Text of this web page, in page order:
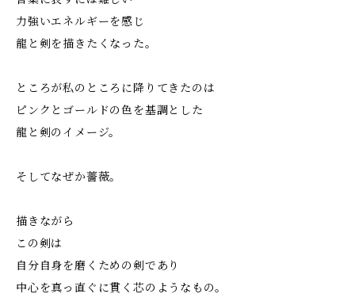
力強いエネルギーを感じ
龍と剣を描きたくなった。
ところが私のところに降りてきたのは
ピンクとゴールドの色を基調とした
龍と剣のイメージ。
そしてなぜか薔薇。
描きながら
この剣は
自分自身を磨くための剣であり
中心を真っ直ぐに貫く芯のようなもの。